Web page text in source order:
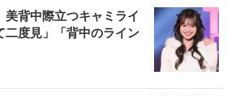
美背中際立つキャミライ
度見」「背中のライン